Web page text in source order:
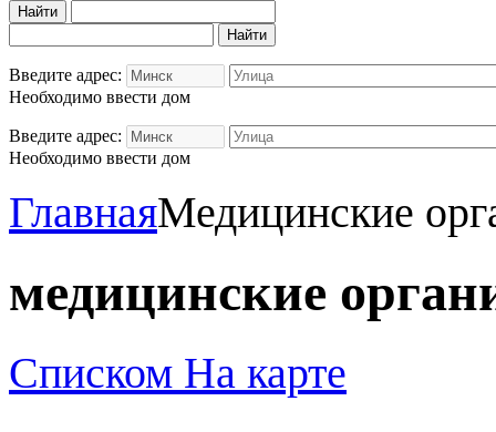
Введите адрес:
Необходимо ввести дом
Введите адрес:
Необходимо ввести дом
ГлавнаяМедицинские
медицинские
Списком На карте